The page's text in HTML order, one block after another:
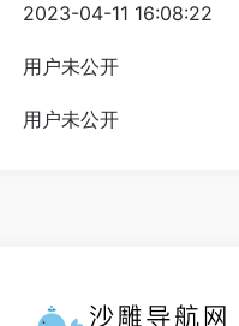
2023-04-11 16:08:22
用户未公开
用户未公开